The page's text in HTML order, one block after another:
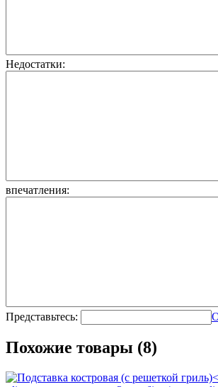
Недостатки:
впечатления:
Представьтесь:
Похожие товары (8)